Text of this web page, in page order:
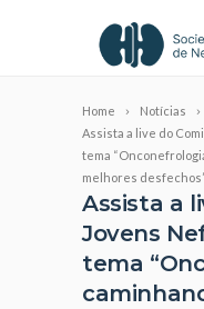
Home
Notícias
Assista a live do
tema
melhores
Assista a
Jovens
tema